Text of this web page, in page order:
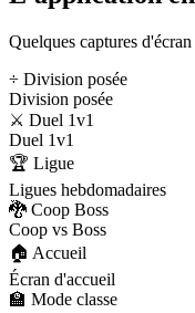
Quelques captures
÷ Division posée
Division posée
⚔️ Duel 1v1
Duel 1v1
🏆 Ligue
Ligues hebdomadaires
🐉 Coop Boss
Coop vs Boss
🏠 Accueil
Écran d'accueil
🏫 Mode classe